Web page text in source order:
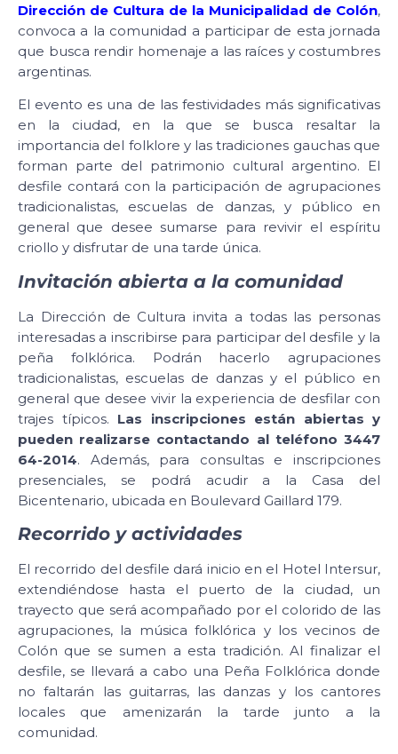
Dirección de Cultura de la Municipalidad de Colón,
convoca a la comunidad a participar de esta jornada
que busca rendir homenaje a las raíces y costumbres
argentinas.
El evento es una de las festividades más significativas
en la ciudad, en la que se busca resaltar la
importancia del folklore y las tradiciones gauchas que
forman parte del patrimonio cultural argentino. El
desfile contará con la participación de agrupaciones
tradicionalistas, escuelas de danzas, y público en
general que desee sumarse para revivir el espíritu
criollo y disfrutar de una tarde única.
Invitación abierta a la comunidad
La Dirección de Cultura invita a todas las personas
interesadas a inscribirse para participar del desfile y la
peña folklórica. Podrán hacerlo agrupaciones
tradicionalistas, escuelas de danzas y el público en
general que desee vivir la experiencia de desfilar con
trajes típicos. Las inscripciones están abiertas y
pueden realizarse contactando al teléfono 3447
64-2014. Además, para consultas e inscripciones
presenciales, se podrá acudir a la Casa del
Bicentenario, ubicada en Boulevard Gaillard 179.
Recorrido y actividades
El recorrido del desfile dará inicio en el Hotel Intersur,
extendiéndose hasta el puerto de la ciudad, un
trayecto que será acompañado por el colorido de las
agrupaciones, la música folklórica y los vecinos de
Colón que se sumen a esta tradición. Al finalizar el
desfile, se llevará a cabo una Peña Folklórica donde
no faltarán las guitarras, las danzas y los cantores
locales que amenizarán la tarde junto a la
comunidad.